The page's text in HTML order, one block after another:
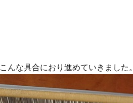
こんな具合におり進めていきました。